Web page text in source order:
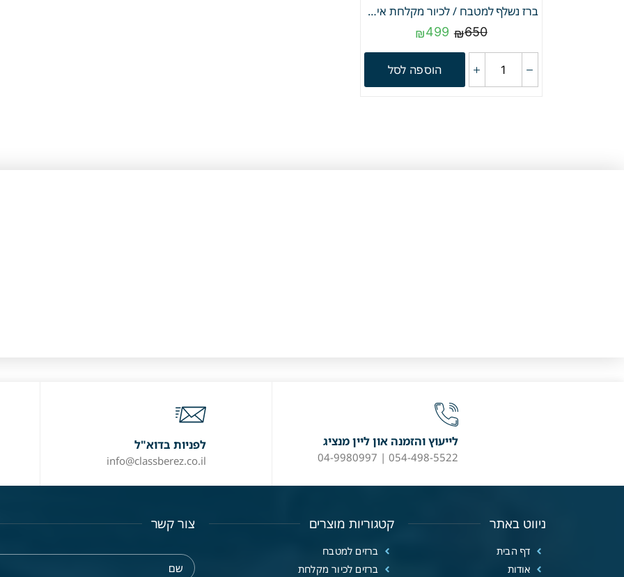
ברז נשלף למטבח / לכיור מקלחת איכותי פיה מסתובבת | כרום | מק"ט 452
₪650
₪499
הוספה לסל
לייעוץ והזמנה און ליין מנציג
054-498-5522 | 04-9980997
לפניות בדוא"ל
info@classberez.co.il
ניווט באתר
דף הבית
אודות
קטגוריות מוצרים
ברזים למטבח
ברזים לכיור מקלחת
צור קשר